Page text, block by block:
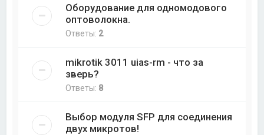
Оборудование для одномодового
оптоволокна.
Ответы: 2
mikrotik 3011 uias-rm - что за
зверь?
Ответы: 8
Выбор модуля SFP для соединения
двух микротов!